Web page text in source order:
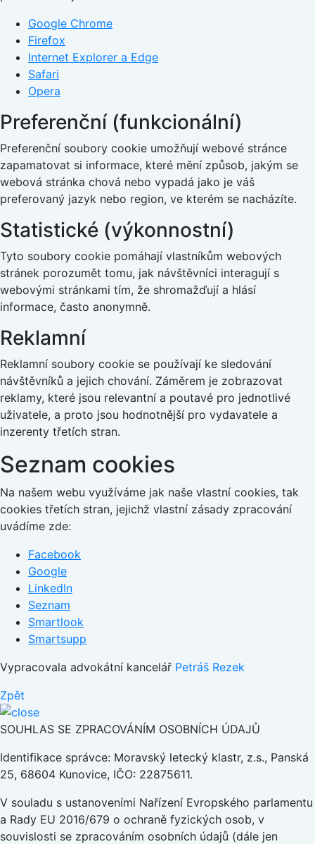
Google Chrome
Firefox
Internet Explorer a Edge
Safari
Opera
Preferenční (funkcionální)
Preferenční soubory cookie umožňují webové stránce
zapamatovat si informace, které mění způsob, jakým se
webová stránka chová nebo vypadá jako je váš
preferovaný jazyk nebo region, ve kterém se nacházíte.
Statistické (výkonnostní)
Tyto soubory cookie pomáhají vlastníkům webových
stránek porozumět tomu, jak návštěvníci interagují s
webovými stránkami tím, že shromažďují a hlásí
informace, často anonymně.
Reklamní
Reklamní soubory cookie se používají ke sledování
návštěvníků a jejich chování. Záměrem je zobrazovat
reklamy, které jsou relevantní a poutavé pro jednotlivé
uživatele, a proto jsou hodnotnější pro vydavatele a
inzerenty třetích stran.
Seznam cookies
Na našem webu využíváme jak naše vlastní cookies, tak
cookies třetích stran, jejichž vlastní zásady zpracování
uvádíme zde:
Facebook
Google
LinkedIn
Seznam
Smartlook
Smartsupp
Vypracovala advokátní kancelář Petráš Rezek
Zpět
SOUHLAS SE ZPRACOVÁNÍM OSOBNÍCH ÚDAJŮ
Identifikace správce: Moravský letecký klastr, z.s., Panská
25, 68604 Kunovice, IČO: 22875611.
V souladu s ustanoveními Nařízení Evropského parlamentu
a Rady EU 2016/679 o ochraně fyzických osob, v
souvislosti se zpracováním osobních údajů (dále jen